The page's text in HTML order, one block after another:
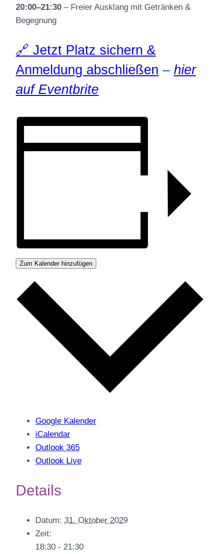
20:00–21:30 – Freier Ausklang mit Getränken &
Begegnung
🔗 Jetzt Platz sichern &
Anmeldung abschließen – hier
auf Eventbrite
Zum Kalender hinzufügen
Google Kalender
iCalendar
Outlook 365
Outlook Live
Details
Datum: 31. Oktober 2029
Zeit:
18:30 - 21:30